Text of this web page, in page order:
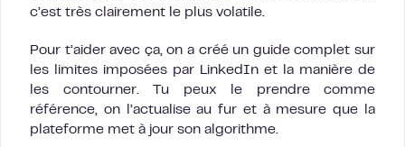
c’est très clairement le plus volatile.
Pour t’aider avec ça, on a créé un guide complet sur
les limites imposées par LinkedIn et la manière de
les contourner. Tu peux le prendre comme
référence, on l’actualise au fur et à mesure que la
plateforme met à jour son algorithme.